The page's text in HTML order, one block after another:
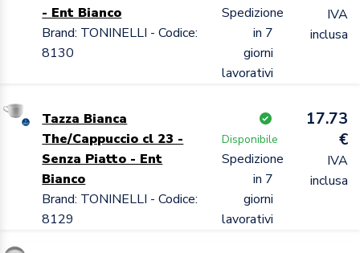
- Ent Bianco
Brand: TONINELLI - Codice:
8130
Spedizione
in 7
giorni
lavorativi
IVA
inclusa
Tazza Bianca
The/Cappuccio cl 23 -
Senza Piatto - Ent
Bianco
Brand: TONINELLI - Codice:
8129
Disponibile
Spedizione
in 7
giorni
lavorativi
17.73
€
IVA
inclusa